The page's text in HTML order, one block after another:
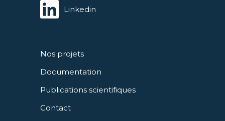
Nos projets
Documentation
Publications scientifiques
Contact
Linkedin